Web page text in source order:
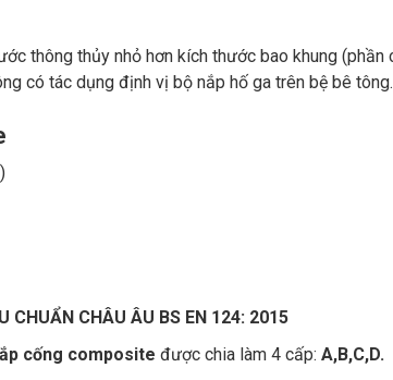
thông thủy nhỏ hơn kích thước bao khung (phần
có tác dụng định vị bộ nắp hố ga trên bệ bê tông.
CHÂU ÂU BS EN 124: 2015
cống composite được chia làm 4 cấp: A,B,C,D.